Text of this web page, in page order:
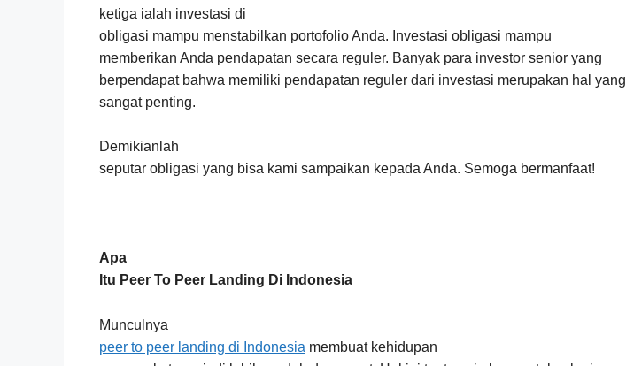
ketiga ialah investasi di
obligasi mampu menstabilkan portofolio Anda. Investasi obligasi mampu
memberikan Anda pendapatan secara reguler. Banyak para investor senior yang
berpendapat bahwa memiliki pendapatan reguler dari investasi merupakan hal yang
sangat penting.
Demikianlah
seputar obligasi yang bisa kami sampaikan kepada Anda. Semoga bermanfaat!
Apa
Itu Peer To Peer Landing Di Indonesia
Munculnya
peer to peer landing di Indonesia membuat kehidupan